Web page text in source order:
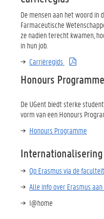
De mensen aan het woord in
Farmaceutische
ze nadien terecht kwamen,
in hun job.
Carrièregids
Honours Programme
De UGent biedt sterke
vorm van een Honours
Honours Programme
Internationalisering
Op Erasmus via de
Alle info over Erasmus
I@home